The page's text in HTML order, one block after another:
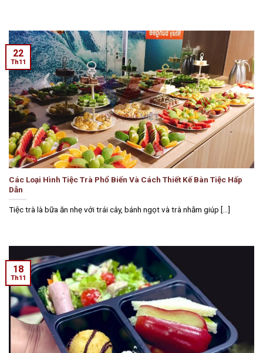
Các Loại Hình Tiệc Trà Phổ Biến Và Cách Thiết Kế Bàn Tiệc Hấp
Dẫn
Tiệc trà là bữa ăn nhẹ với trái cây, bánh ngọt và trà nhằm giúp [...]
22
Th11
18
Th11